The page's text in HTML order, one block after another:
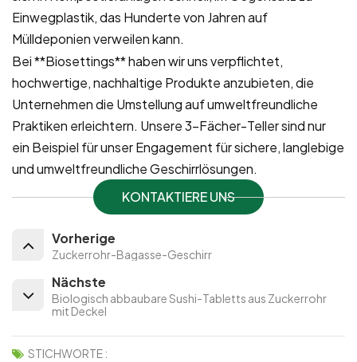
Einwegplastik, das Hunderte von Jahren auf
Mülldeponien verweilen kann.
Bei **Biosettings** haben wir uns verpflichtet,
hochwertige, nachhaltige Produkte anzubieten, die
Unternehmen die Umstellung auf umweltfreundliche
Praktiken erleichtern. Unsere 3-Fächer-Teller sind nur
ein Beispiel für unser Engagement für sichere, langlebige
und umweltfreundliche Geschirrlösungen.
KONTAKTIERE UNS
Vorherige
Zuckerrohr-Bagasse-Geschirr
Nächste
Biologisch abbaubare Sushi-Tabletts aus Zuckerrohr
mit Deckel
STICHWORTE :